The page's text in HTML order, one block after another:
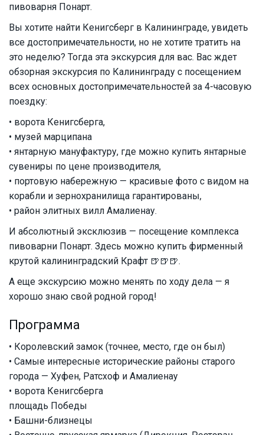
пивоварня Понарт.
Вы хотите найти Кенигсберг в Калининграде, увидеть
все достопримечательности, но не хотите тратить на
это неделю? Тогда эта экскурсия для вас. Вас ждет
обзорная экскурсия по Калининграду с посещением
всех основных достопримечательностей за 4-часовую
поездку:
• ворота Кенигсберга,
• музей марципана
• янтарную мануфактуру, где можно купить янтарные
сувениры по цене производителя,
• портовую набережную — красивые фото с видом на
корабли и зернохранилища гарантированы,
• район элитных вилл Амалиенау.
И абсолютный эксклюзив — посещение комплекса
пивоварни Понарт. Здесь можно купить фирменный
крутой калининградский Крафт 🍺🍺🍺.
А еще экскурсию можно менять по ходу дела — я
хорошо знаю свой родной город!
Программа
• Королевский замок (точнее, место, где он был)
• Самые интересные исторические районы старого
города — Хуфен, Ратсхоф и Амалиенау
• ворота Кенигсберга
площадь Победы
• Башни-близнецы